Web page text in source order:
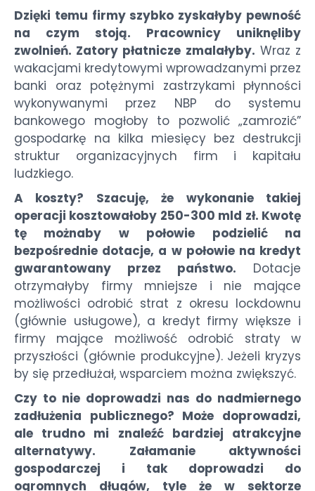
Dzięki temu firmy szybko zyskałyby pewność
na czym stoją. Pracownicy uniknęliby
zwolnień. Zatory płatnicze zmalałyby. Wraz z
wakacjami kredytowymi wprowadzanymi przez
banki oraz potężnymi zastrzykami płynności
wykonywanymi przez NBP do systemu
bankowego mogłoby to pozwolić „zamrozić”
gospodarkę na kilka miesięcy bez destrukcji
struktur organizacyjnych firm i kapitału
ludzkiego.
A koszty? Szacuję, że wykonanie takiej
operacji kosztowałoby 250-300 mld zł. Kwotę
tę możnaby w połowie podzielić na
bezpośrednie dotacje, a w połowie na kredyt
gwarantowany przez państwo. Dotacje
otrzymałyby firmy mniejsze i nie mające
możliwości odrobić strat z okresu lockdownu
(głównie usługowe), a kredyt firmy większe i
firmy mające możliwość odrobić straty w
przyszłości (głównie produkcyjne). Jeżeli kryzys
by się przedłużał, wsparciem można zwiększyć.
Czy to nie doprowadzi nas do nadmiernego
zadłużenia publicznego? Może doprowadzi,
ale trudno mi znaleźć bardziej atrakcyjne
alternatywy. Załamanie aktywności
gospodarczej i tak doprowadzi do
ogromnych długów, tyle że w sektorze